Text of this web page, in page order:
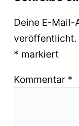
Deine E-Mail-
veröffentlicht.
* markiert
Kommentar *